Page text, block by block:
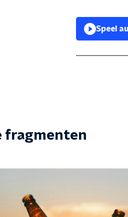
Speel
fragmenten